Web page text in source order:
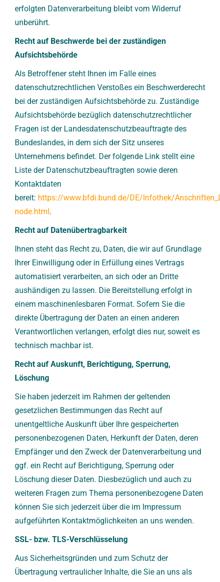
erfolgten Datenverarbeitung bleibt vom Widerruf
unberührt.
Recht auf Beschwerde bei der zuständigen
Aufsichtsbehörde
Als Betroffener steht Ihnen im Falle eines
datenschutzrechtlichen Verstoßes ein Beschwerderecht
bei der zuständigen Aufsichtsbehörde zu. Zuständige
Aufsichtsbehörde bezüglich datenschutzrechtlicher
Fragen ist der Landesdatenschutzbeauftragte des
Bundeslandes, in dem sich der Sitz unseres
Unternehmens befindet. Der folgende Link stellt eine
Liste der Datenschutzbeauftragten sowie deren
Kontaktdaten
bereit: https://www.bfdi.bund.de/DE/Infothek/
node.html.
Recht auf Datenübertragbarkeit
Ihnen steht das Recht zu, Daten, die wir auf Grundlage
Ihrer Einwilligung oder in Erfüllung eines Vertrags
automatisiert verarbeiten, an sich oder an Dritte
aushändigen zu lassen. Die Bereitstellung erfolgt in
einem maschinenlesbaren Format. Sofern Sie die
direkte Übertragung der Daten an einen anderen
Verantwortlichen verlangen, erfolgt dies nur, soweit es
technisch machbar ist.
Recht auf Auskunft, Berichtigung, Sperrung,
Löschung
Sie haben jederzeit im Rahmen der geltenden
gesetzlichen Bestimmungen das Recht auf
unentgeltliche Auskunft über Ihre gespeicherten
personenbezogenen Daten, Herkunft der Daten, deren
Empfänger und den Zweck der Datenverarbeitung und
ggf. ein Recht auf Berichtigung, Sperrung oder
Löschung dieser Daten. Diesbezüglich und auch zu
weiteren Fragen zum Thema personenbezogene Daten
können Sie sich jederzeit über die im Impressum
aufgeführten Kontaktmöglichkeiten an uns wenden.
SSL- bzw. TLS-Verschlüsselung
Aus Sicherheitsgründen und zum Schutz der
Übertragung vertraulicher Inhalte, die Sie an uns als